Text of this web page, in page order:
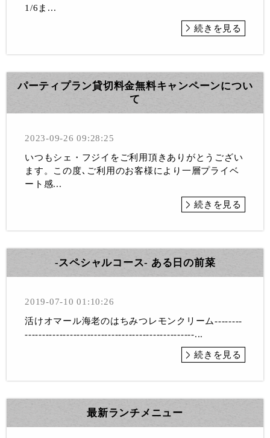
1/6ま...
続きを見る
パーティプラン貸切料金無料キャンペーンについ
て
2023-09-26 09:28:25
いつもシェ・フジイをご利用頂きありがとうござい
ます。この度､ご利用のお客様により一層プライベ
ート感...
続きを見る
-スペシャルコース- ある日の前菜
2019-07-10 01:10:26
活けオマール海老のはちみつレモンクリーム--------
-------------------------------------------------...
続きを見る
最新ランチメニュー